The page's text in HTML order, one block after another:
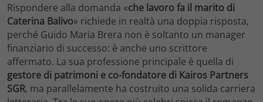
Rispondere alla domanda «che lavoro fa il marito di
Caterina Balivo» richiede in realtà una doppia risposta,
perché Guido Maria Brera non è soltanto un manager
finanziario di successo: è anche uno scrittore
affermato. La sua professione principale è quella di
gestore di patrimoni e co-fondatore di Kairos Partners
SGR, ma parallelamente ha costruito una solida carriera